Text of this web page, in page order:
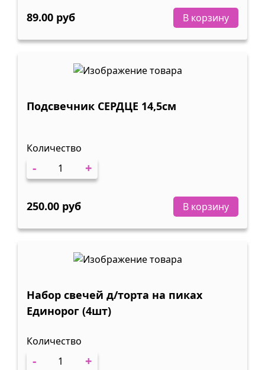
89.00 руб В корзину
Подсвечник СЕРДЦЕ 14,5см
Количество
- +
250.00 руб В корзину
Набор свечей д/торта на пиках
Единорог (4шт)
Количество
- +